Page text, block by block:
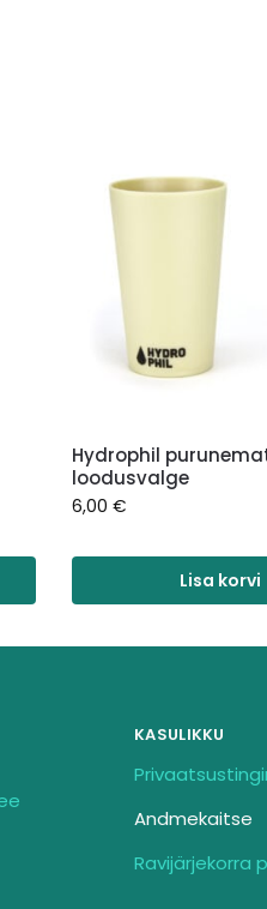
Hydrophil
loodusvalge
6,00€
Lisa korvi
KASULIKKU
Andmekaitse
Ravijärjekorra